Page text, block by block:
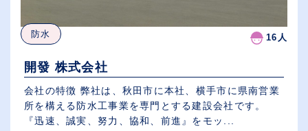
防水 16人
開發 株式会社
会社の特徴 弊社は、秋田市に本社、横手市に県南営業
所を構える防水工事業を専門とする建設会社です。
『迅速、誠実、努力、協和、前進』をモッ...